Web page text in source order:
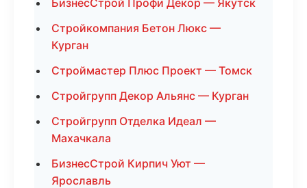
БизнесСтрой Профи Декор — Якутск
Стройкомпания Бетон Люкс —
Курган
Строймастер Плюс Проект — Томск
Стройгрупп Декор Альянс — Курган
Стройгрупп Отделка Идеал —
Махачкала
БизнесСтрой Кирпич Уют —
Ярославль